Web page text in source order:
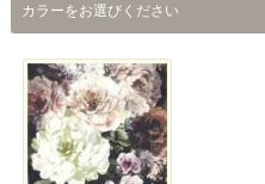
カラーをお選びください